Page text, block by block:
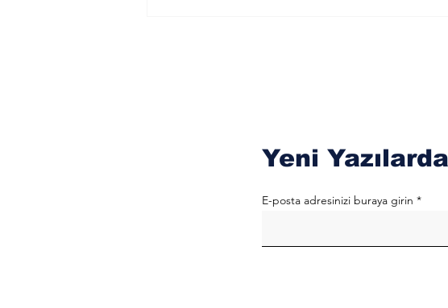
Yeni
E-posta adresinizi buraya girin